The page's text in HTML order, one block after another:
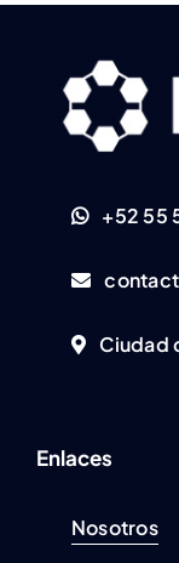
+52 55
Ciudad
Enlaces
Nosotros